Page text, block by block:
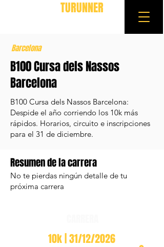
TURUNNER
Barcelona
B100 Cursa dels Nassos
Barcelona
B100 Cursa dels Nassos Barcelona:
Despide el año corriendo los 10k más
rápidos. Horarios, circuito e inscripciones
para el 31 de diciembre.
Resumen de la carrera
No te pierdas ningún detalle de tu
próxima carrera
10k | 31/12/2026